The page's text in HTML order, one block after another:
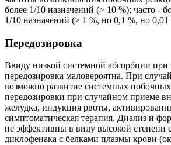
более 1/10 назначений (> 10 %); часто -
1/10 назначений (> 1 %, но 0,1 %, но
Передозировка
Ввиду низкой системной абсорбции при
передозировка маловероятна. При
возможно развитие системных
передозировки при случайном приеме
желудка, индукция рвоты,
симптоматическая терапия. Диализ и
не эффективны в виду высокой степени
диклофенака с белками плазмы крови